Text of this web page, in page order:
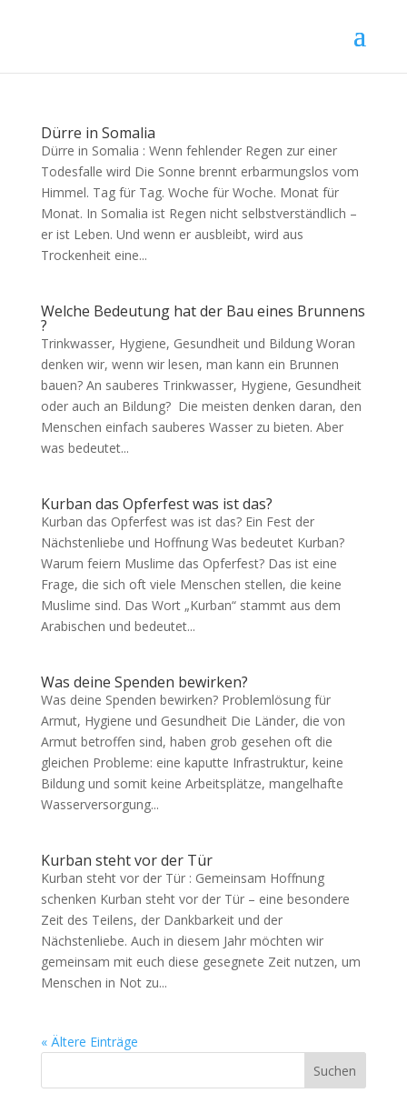
Dürre in Somalia
Dürre in Somalia : Wenn fehlender Regen zur einer
Todesfalle wird Die Sonne brennt erbarmungslos vom
Himmel. Tag für Tag. Woche für Woche. Monat für
Monat. In Somalia ist Regen nicht selbstverständlich –
er ist Leben. Und wenn er ausbleibt, wird aus
Trockenheit eine...
Welche Bedeutung hat der Bau eines Brunnens
?
Trinkwasser, Hygiene, Gesundheit und Bildung Woran
denken wir, wenn wir lesen, man kann ein Brunnen
bauen? An sauberes Trinkwasser, Hygiene, Gesundheit
oder auch an Bildung? Die meisten denken daran, den
Menschen einfach sauberes Wasser zu bieten. Aber
was bedeutet...
Kurban das Opferfest was ist das?
Kurban das Opferfest was ist das? Ein Fest der
Nächstenliebe und Hoffnung Was bedeutet Kurban?
Warum feiern Muslime das Opferfest? Das ist eine
Frage, die sich oft viele Menschen stellen, die keine
Muslime sind. Das Wort „Kurban“ stammt aus dem
Arabischen und bedeutet...
Was deine Spenden bewirken?
Was deine Spenden bewirken? Problemlösung für
Armut, Hygiene und Gesundheit Die Länder, die von
Armut betroffen sind, haben grob gesehen oft die
gleichen Probleme: eine kaputte Infrastruktur, keine
Bildung und somit keine Arbeitsplätze, mangelhafte
Wasserversorgung...
Kurban steht vor der Tür
Kurban steht vor der Tür : Gemeinsam Hoffnung
schenken Kurban steht vor der Tür – eine besondere
Zeit des Teilens, der Dankbarkeit und der
Nächstenliebe. Auch in diesem Jahr möchten wir
gemeinsam mit euch diese gesegnete Zeit nutzen, um
Menschen in Not zu...
« Ältere Einträge